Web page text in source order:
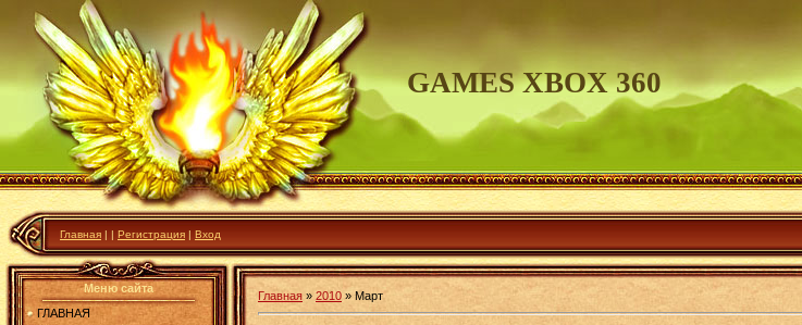
GAMES XBOX 360
Главная | | Регистрация | Вход
Меню сайта
ГЛАВНАЯ
Главная » 2010 » Март